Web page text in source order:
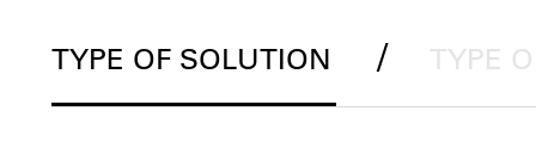
TYPE OF SOLUTION / TYPE